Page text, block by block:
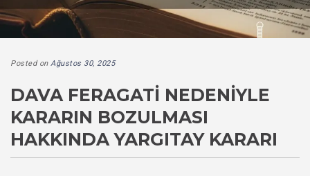
Posted on Ağustos 30, 2025
DAVA FERAGATI NEDENIYLE
KARARIN BOZULMASI
HAKKINDA YARGITAY KARARI